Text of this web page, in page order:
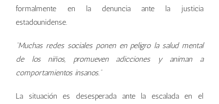
formalmente en la denuncia ante la justicia
estadounidense.
“Muchas redes sociales ponen en peligro la salud mental
de los niños, promueven adicciones y animan a
comportamientos insanos.”
La situación es desesperada ante la escalada en el